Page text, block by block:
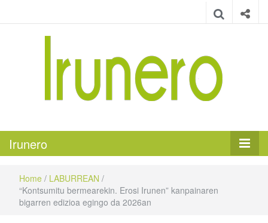
Irunero
Home / LABURREAN /
“Kontsumitu bermearekin. Erosi Irunen” kanpainaren
bigarren edizioa egingo da 2026an